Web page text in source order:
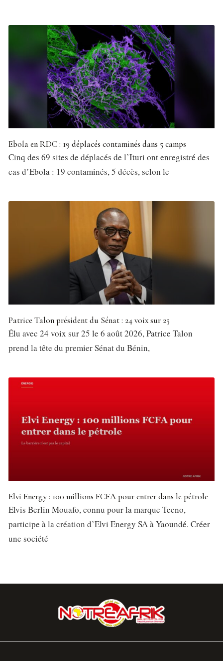
Ebola en RDC : 19 déplacés contaminés dans 5 camps
Cinq des 69 sites de déplacés de l’Ituri ont enregistré des
cas d’Ebola : 19 contaminés, 5 décès, selon le
Patrice Talon président du Sénat : 24 voix sur 25
Élu avec 24 voix sur 25 le 6 août 2026, Patrice Talon
prend la tête du premier Sénat du Bénin,
Elvi Energy : 100 millions FCFA pour entrer dans le pétrole
Elvis Berlin Mouafo, connu pour la marque Tecno,
participe à la création d’Elvi Energy SA à Yaoundé. Créer
une société